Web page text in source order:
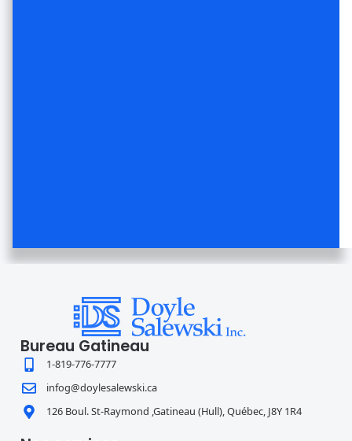
Bureau Gatineau
1-819-776-7777
infog@doylesalewski.ca
126 Boul. St-Raymond ,Gatineau (Hull), Québec, J8Y 1R4